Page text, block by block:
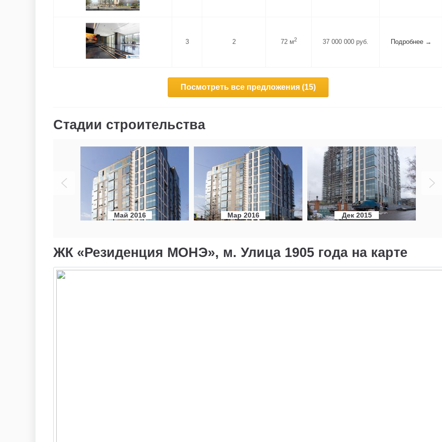
3 2 72 м2 37 000 000 руб. Подробнее →
Посмотреть все предложения (15)
Стадии строительства
Май 2016 Мар 2016 Дек 2015
ЖК «Резиденция МОНЭ», м. Улица 1905 года на карте